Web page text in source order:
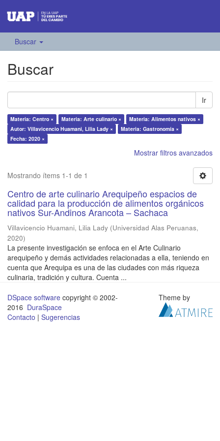
Buscar
Buscar
Ir
Materia: Centro × Materia: Arte culinario ×
Materia: Alimentos nativos ×
Autor: Villavicencio Huamani, Lilia Lady ×
Materia: Gastronomía ×
Fecha: 2020 ×
Mostrar filtros avanzados
Mostrando ítems 1-1 de 1
Centro de arte culinario Arequipeño espacios de
calidad para la producción de alimentos orgánicos
nativos Sur-Andinos Arancota – Sachaca
Villavicencio Huamani, Lilia Lady (Universidad Alas Peruanas,
2020)
La presente investigación se enfoca en el Arte Culinario
arequipeño y demás actividades relacionadas a ella, teniendo en
cuenta que Arequipa es una de las ciudades con más riqueza
culinaria, tradición y cultura. Cuenta ...
DSpace software copyright © 2002-
2016 DuraSpace
Contacto | Sugerencias
Theme by